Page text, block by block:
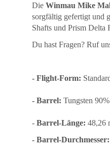
Die Winmau Mike
sorgfältig gefertigt und
Shafts und Prism Delta
Du hast Fragen? Ruf
- Flight-Form:
- Barrel: Tungsten 90%
- Barrel-Länge: 48,26
- Barrel-Durchmesser: